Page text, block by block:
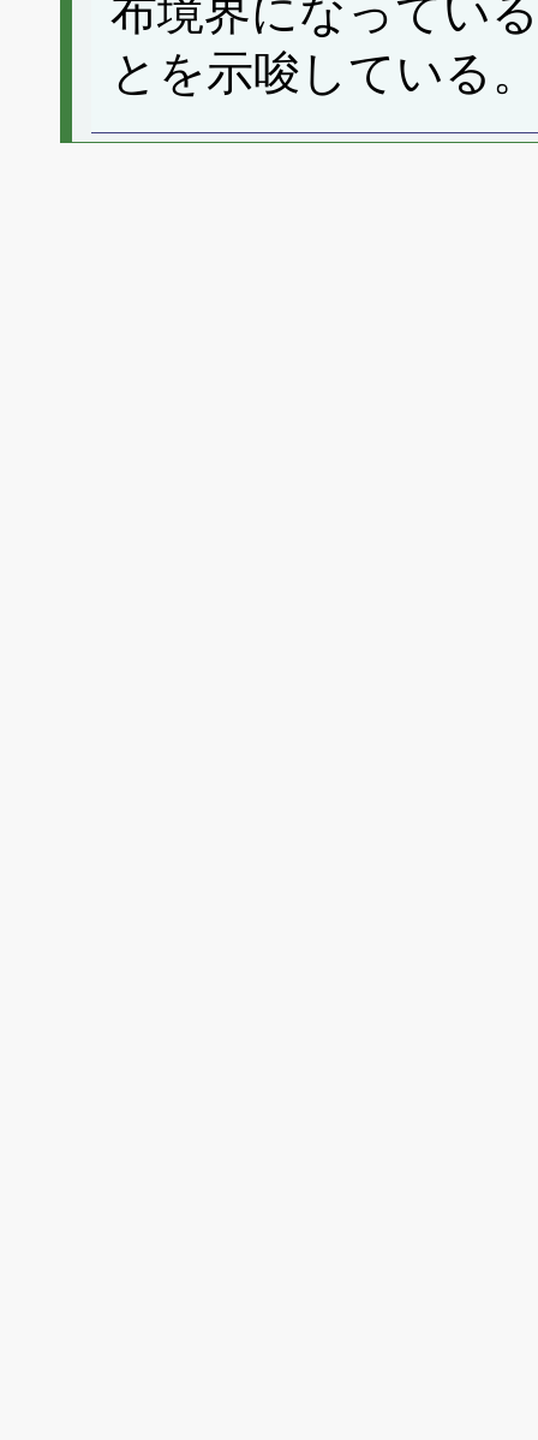
布境界になってい
とを示唆している。